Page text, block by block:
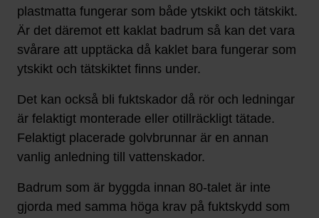
plastmatta fungerar som både ytskikt och tätskikt.
Är det däremot ett kaklat badrum så kan det vara
svårare att upptäcka då kaklet bara fungerar som
ytskikt och tätskiktet finns under.
Det kan också bli fuktskador då rör och ledningar
är felaktigt monterade eller otillräckligt tätade.
Felaktigt placerade golvbrunnar är en annan
vanlig anledning till vattenskador.
Badrum som är byggda innan 80-talet är inte
gjorda med samma höga krav på fuktskydd som